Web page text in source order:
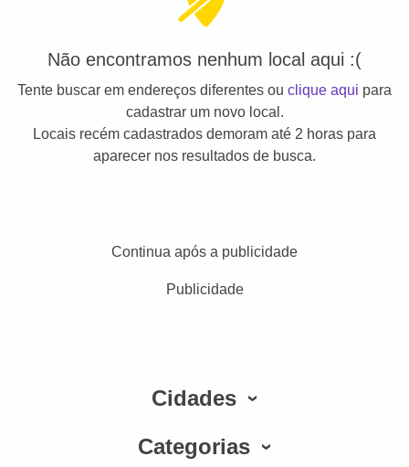
Não encontramos nenhum local aqui :(
Tente buscar em endereços diferentes ou clique aqui para
cadastrar um novo local.
Locais recém cadastrados demoram até 2 horas para
aparecer nos resultados de busca.
Continua após a publicidade
Publicidade
Cidades
Categorias